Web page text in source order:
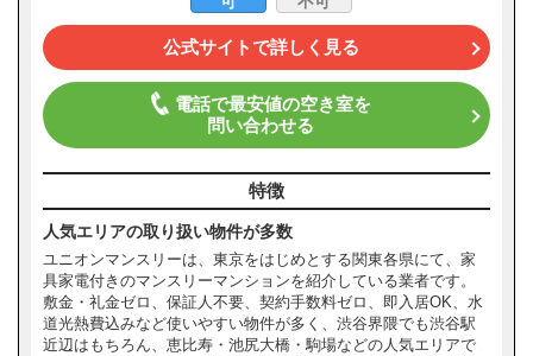
公式サイトで詳しく見る
電話で最安値の空き室を
問い合わせる
特徴
人気エリアの取り扱い物件が多数
ユニオンマンスリーは、東京をはじめとする関東各県にて、家
具家電付きのマンスリーマンションを紹介している業者です。
敷金・礼金ゼロ、保証人不要、契約手数料ゼロ、即入居OK、水
道光熱費込みなど使いやすい物件が多く、渋谷界隈でも渋谷駅
近辺はもちろん、恵比寿・池尻大橋・駒場などの人気エリアで